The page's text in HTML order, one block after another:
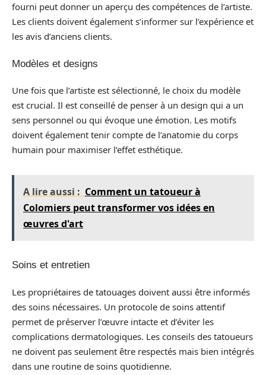
fourni peut donner un aperçu des compétences de l’artiste.
Les clients doivent également s’informer sur l’expérience et
les avis d’anciens clients.
Modèles et designs
Une fois que l’artiste est sélectionné, le choix du modèle
est crucial. Il est conseillé de penser à un design qui a un
sens personnel ou qui évoque une émotion. Les motifs
doivent également tenir compte de l’anatomie du corps
humain pour maximiser l’effet esthétique.
A lire aussi : Comment un tatoueur à
Colomiers peut transformer vos idées en
œuvres d'art
Soins et entretien
Les propriétaires de tatouages doivent aussi être informés
des soins nécessaires. Un protocole de soins attentif
permet de préserver l’œuvre intacte et d’éviter les
complications dermatologiques. Les conseils des tatoueurs
ne doivent pas seulement être respectés mais bien intégrés
dans une routine de soins quotidienne.